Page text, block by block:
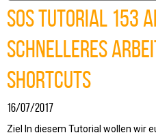
SOS Tutorial 153
Schnelleres
Shortcuts
16/07/2017
Ziel In diesem Tutorial wollen wir